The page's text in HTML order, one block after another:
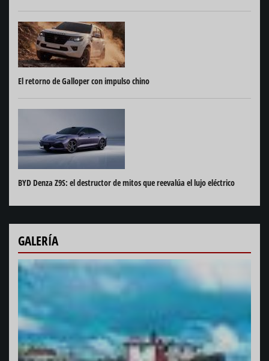
El retorno de Galloper con impulso chino
BYD Denza Z9S: el destructor de mitos que reevalúa el lujo eléctrico
GALERÍA